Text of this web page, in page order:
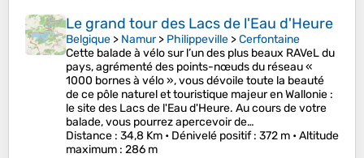
Le grand tour des Lacs de l'Eau d'Heure
Belgique > Namur> Philippeville >Cerfontaine
Cette balade à vélo sur l’un des plus beaux RAVeL du
pays, agrémenté des points-nœuds du réseau «
1000 bornes à vélo », vous dévoile toute la beauté
de ce pôle naturel et touristique majeur en Wallonie :
le site des Lacs de l'Eau d'Heure. Au cours de votre
balade, vous pourrez apercevoir de…
Distance : 34,8 Km • Dénivelé positif: 372 m •Altitude
maximum : 286 m